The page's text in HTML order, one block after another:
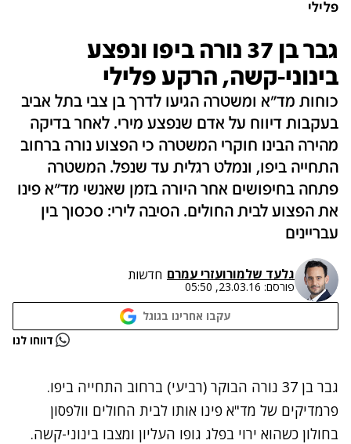
פלילי
גבר בן 37 נורה ביפו ונפצע
בינוני-קשה, הרקע פלילי
כוחות מד"א ומשטרה הגיעו לדרך בן צבי בתל אביב
בעקבות דיווח על אדם שנפצע מירי. לאחר בדיקה
מהירה הבינו חוקרי המשטרה כי הפצוע נורה ברחוב
התחייה ביפו, ונמלט רגלית עד שנפל. המשטרה
פתחה בחיפושים אחר היורה בזמן שאנשי מד"א פינו
את הפצוע לבית החולים. הסיבה לירי: סכסוך בין
עבריינים
גלעד שלמורועזרי עמרם חדשות
פורסם: 23.03.16, 05:50
עקבו אחרינו בגוגל
נתקלנו בבעיה דווחו לנו
גבר בן 37 נורה הבוקר (רביעי) ברחוב התחייה ביפו.
פרמדיקים של מד"א פינו אותו לבית החולים וולפסון
בחולון כשהוא ירוי בפלג גופו העליון ומצבו בינוני-קשה.